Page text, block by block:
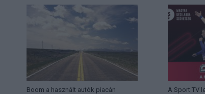
Boom a használt autók piacán A Sport TV